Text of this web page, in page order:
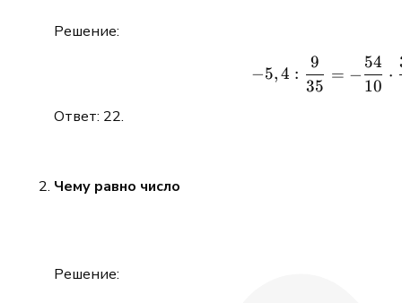
Решение:
−5,4 :
35
9
= −
10
54
⋅
Ответ: 22.
Чему равно число
Решение: